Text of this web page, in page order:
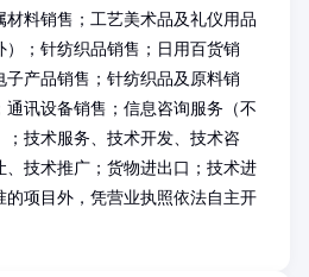
料销售；工艺美术品及礼仪用品
）；针纺织品销售；日用百货销
子产品销售；针纺织品及原料销
讯设备销售；信息咨询服务（不
；技术服务、技术开发、技术咨
、技术推广；货物进出口；技术进
的项目外，凭营业执照依法自主开